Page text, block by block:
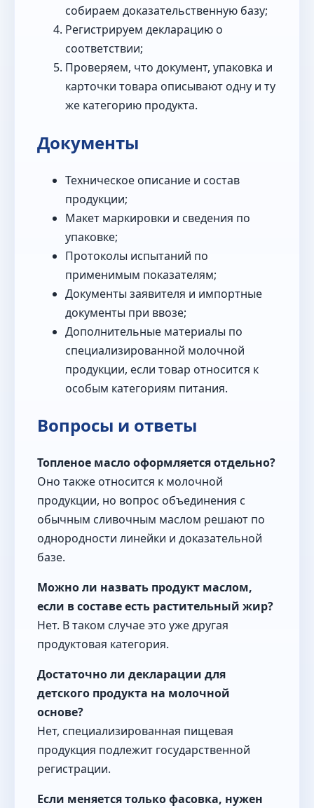
собираем доказательственную базу;
Регистрируем декларацию о
соответствии;
Проверяем, что документ, упаковка и
карточки товара описывают одну и ту
же категорию продукта.
Документы
Техническое описание и состав
продукции;
Макет маркировки и сведения по
упаковке;
Протоколы испытаний по
применимым показателям;
Документы заявителя и импортные
документы при ввозе;
Дополнительные материалы по
специализированной молочной
продукции, если товар относится к
особым категориям питания.
Вопросы и ответы
Топленое масло оформляется отдельно?
Оно также относится к молочной
продукции, но вопрос объединения с
обычным сливочным маслом решают по
однородности линейки и доказательной
базе.
Можно ли назвать продукт маслом,
если в составе есть растительный жир?
Нет. В таком случае это уже другая
продуктовая категория.
Достаточно ли декларации для
детского продукта на молочной
основе?
Нет, специализированная пищевая
продукция подлежит государственной
регистрации.
Если меняется только фасовка, нужен